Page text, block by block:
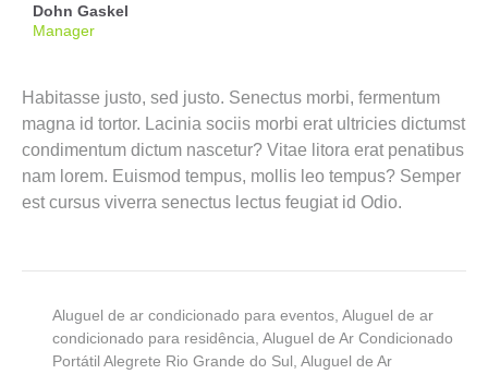
Dohn Gaskel
Manager
Habitasse justo, sed justo. Senectus morbi, fermentum
magna id tortor. Lacinia sociis morbi erat ultricies dictumst
condimentum dictum nascetur? Vitae litora erat penatibus
nam lorem. Euismod tempus, mollis leo tempus? Semper
est cursus viverra senectus lectus feugiat id Odio.
Aluguel de ar condicionado para eventos, Aluguel de ar
condicionado para residência, Aluguel de Ar Condicionado
Portátil Alegrete Rio Grande do Sul, Aluguel de Ar